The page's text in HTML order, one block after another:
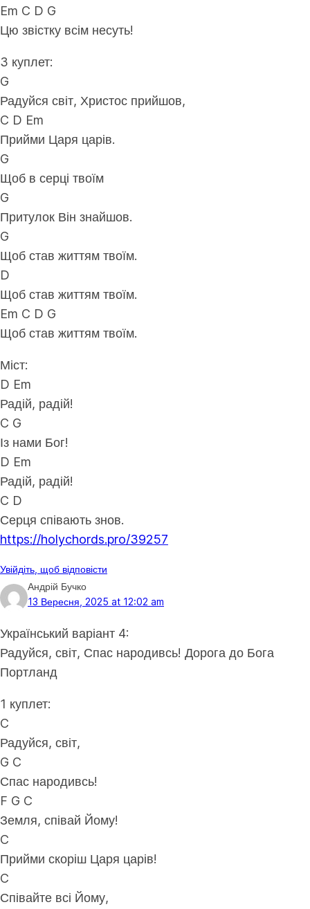
Em C D G
Цю звістку всім несуть!
3 куплет:
G
Радуйся світ, Христос прийшов,
C D Em
Прийми Царя царів.
G
Щоб в серці твоїм
G
Притулок Він знайшов.
G
Щоб став життям твоїм.
D
Щоб став життям твоїм.
Em C D G
Щоб став життям твоїм.
Міст:
D Em
Радій, радій!
C G
Із нами Бог!
D Em
Радій, радій!
C D
Серця співають знов.
https://holychords.pro/39257
Увійдіть, щоб відповісти
Андрій Бучко
13 Вересня, 2025 at 12:02 am
Український варіант 4:
Радуйся, світ, Спас народивсь! Дорога до Бога
Портланд
1 куплет:
C
Радуйся, світ,
G C
Спас народивсь!
F G C
Земля, співай Йому!
C
Прийми скоріш Царя царів!
C
Співайте всі Йому,